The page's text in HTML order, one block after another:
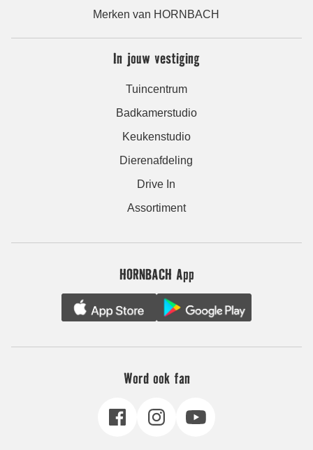
Merken van HORNBACH
In jouw vestiging
Tuincentrum
Badkamerstudio
Keukenstudio
Dierenafdeling
Drive In
Assortiment
HORNBACH App
Word ook fan